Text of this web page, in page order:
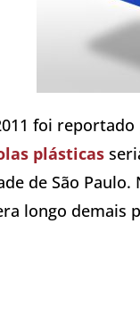
foi
plásticas
de São
longo demais